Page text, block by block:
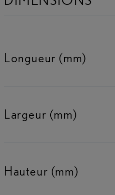
Longueur (mm)
Largeur (mm)
Hauteur (mm)